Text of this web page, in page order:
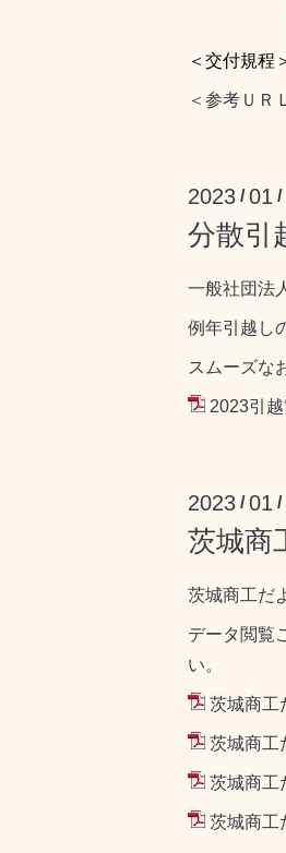
＜交付規程
＜参考Ｕ
2023 /01 /
分散引
一般社団法
例年引越し
スムーズな
2023引
2023 /01 /
茨城商
茨城商工だ
データ閲覧
い。
茨城商工
茨城商工
茨城商工
茨城商工